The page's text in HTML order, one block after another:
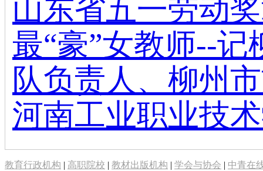
山东省五一劳动
最“豪”女教师--
队负责人、柳州
河南工业职业技
教育行政机构 | 高职院校 | 教材出版机构 | 学会与协会 | 中青在